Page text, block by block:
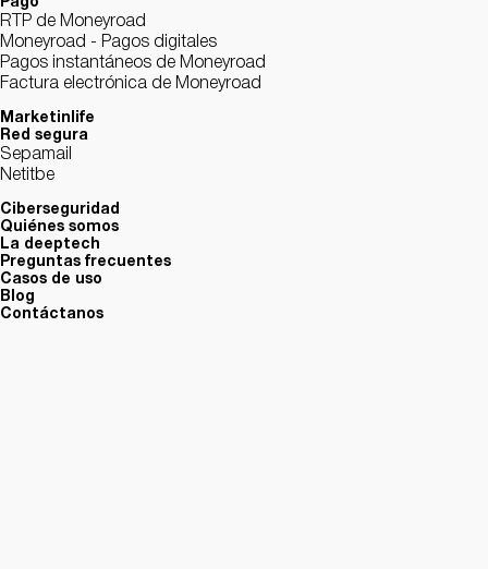
Pago
RTP de Moneyroad
Moneyroad - Pagos digitales
Pagos instantáneos de Moneyroad
Factura electrónica de Moneyroad
Marketinlife
Red segura
Sepamail
Netitbe
Ciberseguridad
Quiénes somos
La deeptech
Preguntas frecuentes
Casos de uso
Blog
Contáctanos